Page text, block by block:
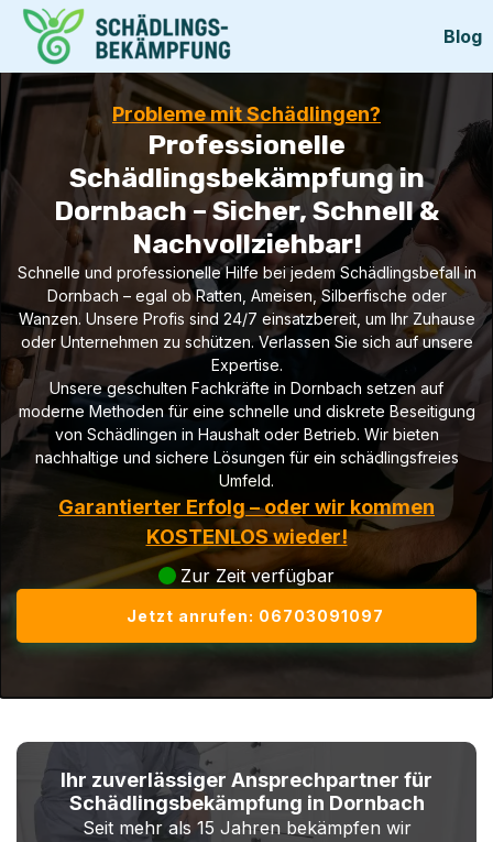
Blog
Probleme mit Schädlingen?
Professionelle
Schädlingsbekämpfung in
Dornbach – Sicher, Schnell &
Nachvollziehbar!
Schnelle und professionelle Hilfe bei jedem Schädlingsbefall in
Dornbach – egal ob Ratten, Ameisen, Silberfische oder
Wanzen. Unsere Profis sind 24/7 einsatzbereit, um Ihr Zuhause
oder Unternehmen zu schützen. Verlassen Sie sich auf unsere
Expertise.
Unsere geschulten Fachkräfte in Dornbach setzen auf
moderne Methoden für eine schnelle und diskrete Beseitigung
von Schädlingen in Haushalt oder Betrieb. Wir bieten
nachhaltige und sichere Lösungen für ein schädlingsfreies
Umfeld.
Garantierter Erfolg – oder wir kommen
KOSTENLOS wieder!
Zur Zeit verfügbar
Jetzt anrufen: 06703091097
Ihr zuverlässiger Ansprechpartner für
Schädlingsbekämpfung in Dornbach
Seit mehr als 15 Jahren bekämpfen wir